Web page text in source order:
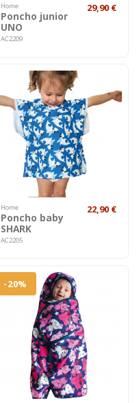
Home
Poncho junior
UNO
AC2209
29,90 €
Home
Poncho baby
SHARK
AC2205
22,90 €
-20%